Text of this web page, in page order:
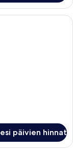
jossa on suuri sänky,
päivien hinnat